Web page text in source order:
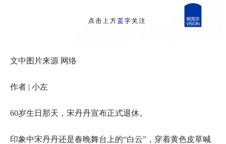
文中图片来源 网络
作者 | 小左
60岁生日那天，宋丹丹宣布正式退休。
印象中宋丹丹还是春晚舞台上的“白云”，穿着黄色皮草喊